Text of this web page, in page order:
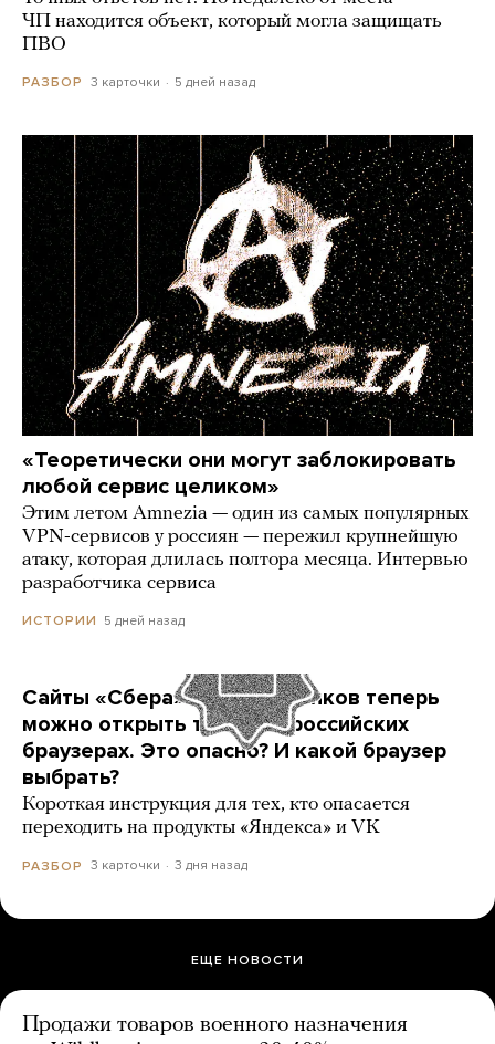
ЧП находится объект, который могла защищать
ПВО
РАЗБОР 3 карточки 5 дней назад
«Теоретически они могут заблокировать
любой сервис целиком»
Этим летом Amnezia — один из самых популярных
VPN-сервисов у россиян — пережил крупнейшую
атаку, которая длилась полтора месяца. Интервью
разработчика сервиса
ИСТОРИИ 5 дней назад
Сайты «Сбера» и других банков теперь
можно открыть только в российских
браузерах. Это опасно? И какой браузер
выбрать?
Короткая инструкция для тех, кто опасается
переходить на продукты «Яндекса» и VK
РАЗБОР 3 карточки 3 дня назад
ЕЩЕ НОВОСТИ
Продажи товаров военного назначения